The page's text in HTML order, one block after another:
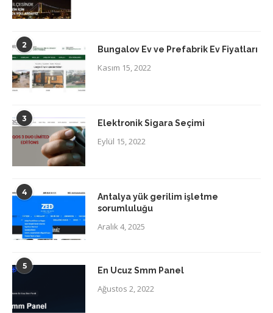
2 Bungalov Ev ve Prefabrik Ev Fiyatları
Kasım 15, 2022
3 Elektronik Sigara Seçimi
Eylül 15, 2022
4
Antalya yük gerilim işletme
sorumluluğu
Aralık 4, 2025
5 En Ucuz Smm Panel
Ağustos 2, 2022